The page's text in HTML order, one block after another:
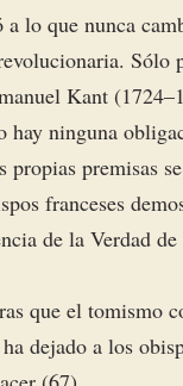
lo que nunca
Kant
ninguna
premisas
franceses
de la Verdad
que el tomismo
dejado a los